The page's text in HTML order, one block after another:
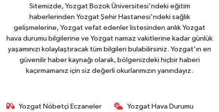
Sitemizde, Yozgat Bozok Üniversitesi'ndeki eğitim
haberlerinden Yozgat Şehir Hastanesi'ndeki sağlık
gelişmelerine, Yozgat vefat edenler listesinden anlık Yozgat
hava durumu bilgilerine ve Yozgat namaz vakitlerine kadar günlük
yaşamınızı kolaylaştıracak tüm bilgileri bulabilirsiniz. Yozgat'ın en
güvenilir haber kaynağı olarak, bölgenizdeki hiçbir haberi
kaçırmamanız için siz değerli okurlarımızın yanındayız.
Yozgat Nöbetçi Eczaneler Yozgat Hava Durumu